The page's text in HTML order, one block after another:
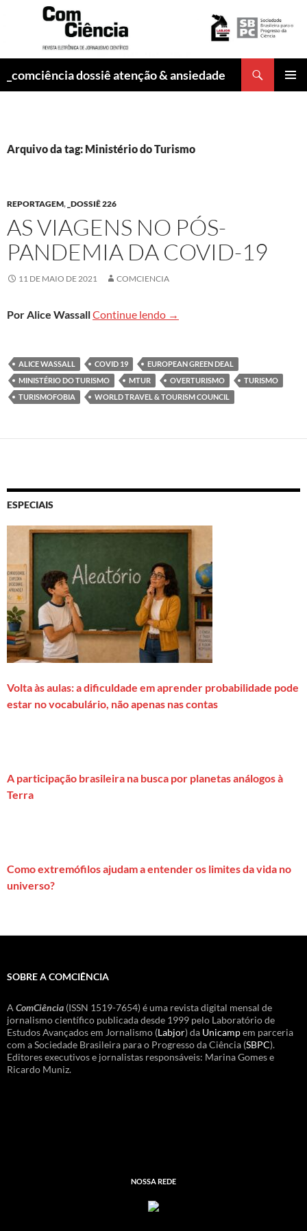
_comciência dossiê atenção & ansiedade
Arquivo da tag: Ministério do Turismo
REPORTAGEM, _DOSSIÊ 226
AS VIAGENS NO PÓS-
PANDEMIA DA COVID-19
11 DE MAIO DE 2021 COMCIENCIA
Por Alice WassallContinue lendo As viagens no pós-pandemia
→
ALICE WASSALL COVID 19
EUROPEAN GREEN DEAL
MINISTÉRIO DO TURISMO
MTUR OVERTURISMO
TURISMO
TURISMOFOBIA
WORLD TRAVEL & TOURISM COUNCIL
ESPECIAIS
Volta às aulas: a dificuldade em aprender probabilidade pode
estar no vocabulário, não apenas nas contas
A participação brasileira na busca por planetas análogos à
Terra
Como extremófilos ajudam a entender os limites da vida no
universo?
SOBRE A COMCIÊNCIA
A ComCiência (ISSN 1519-7654) é uma revista digital mensal de
jornalismo científico publicada desde 1999 pelo Laboratório de
Estudos Avançados em Jornalismo (Labjor) da Unicampem parceria
com a Sociedade Brasileira para o Progresso da Ciência (SBPC).
Editores executivos e jornalistas responsáveis: Marina Gomes e
Ricardo Muniz.
NOSSA REDE